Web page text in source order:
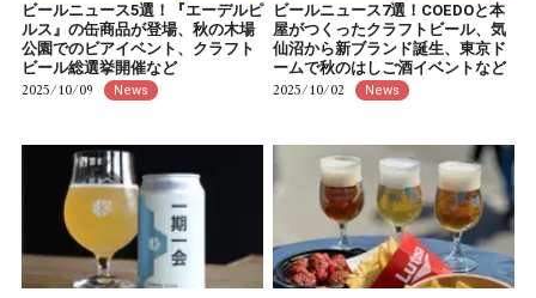
ビールニュース5選！『エーデルピ
ルス』の缶商品が登場、秋の木場
公園でのビアイベント、クラフト
ビール総選挙開催など
2025/10/09 News
ビールニュース7選！COEDOと本
屋がつくったクラフトビール、気
仙沼から新ブランド誕生、東京ド
ームで秋のはしご酒イベントなど
2025/10/02 News